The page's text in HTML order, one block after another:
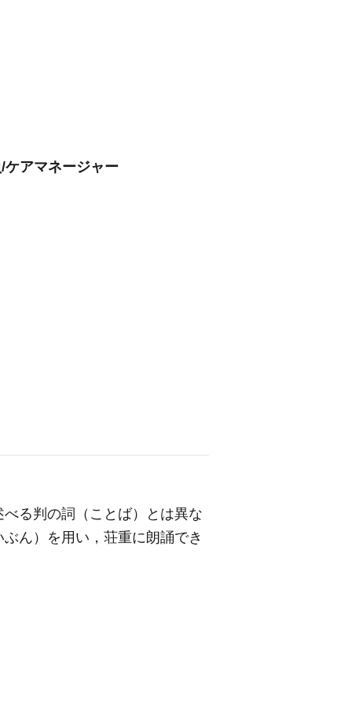
ケアマネージャー
る判の詞（ことば）とは異な
ん）を用い，荘重に朗誦でき